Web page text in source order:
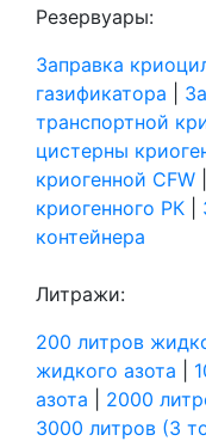
Резервуары:
Заправка
газификатора
транспортной
цистерны
криогенной CFW
криогенного РК
контейнера
Литражи:
200 литров
жидкого азота
азота
2000
3000 литров (3